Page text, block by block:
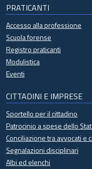
PRATICANTI
Accesso alla professione
Scuola forense
Registro praticanti
Modulistica
Eventi
CITTADINI E IMPRESE
Sportello per il cittadino
Patrocinio a spese dello
Conciliazione tra avvocati e
Segnalazioni disciplinari
Albi ed elenchi